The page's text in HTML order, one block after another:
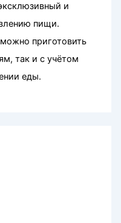
и
пищи.
приготовить
так и с учётом
еды.